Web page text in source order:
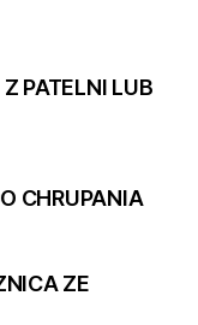
PATELNI LUB
CHRUPANIA
ZE